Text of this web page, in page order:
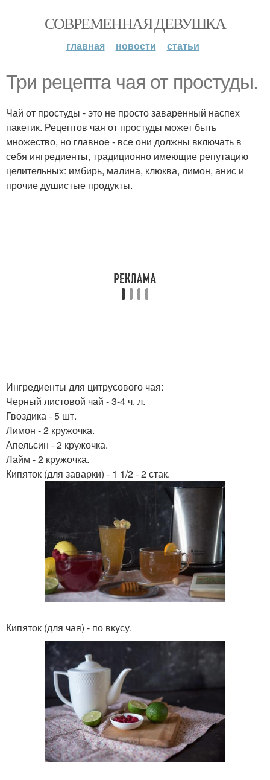
СОВРЕМЕННАЯ ДЕВУШКА
главная новости статьи
Три рецепта чая от простуды.
Чай от простуды - это не просто заваренный наспех
пакетик. Рецептов чая от простуды может быть
множество, но главное - все они должны включать в
себя ингредиенты, традиционно имеющие репутацию
целительных: имбирь, малина, клюква, лимон, анис и
прочие душистые продукты.
Ингредиенты для цитрусового чая:
Черный листовой чай - 3-4 ч. л.
Гвоздика - 5 шт.
Лимон - 2 кружочка.
Апельсин - 2 кружочка.
Лайм - 2 кружочка.
Кипяток (для заварки) - 1 1/2 - 2 стак.
Кипяток (для чая) - по вкусу.